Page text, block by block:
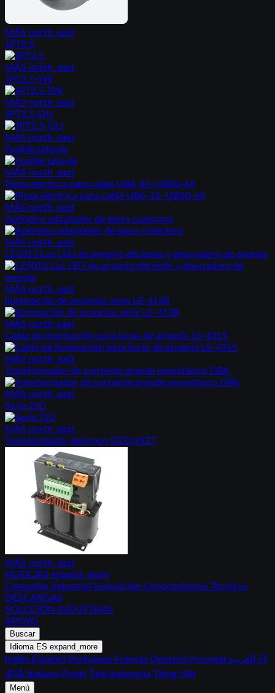
MÁS north_east
JPT2.5
MÁS north_east
JPT2.5-TW
MÁS north_east
JPT2.5-QU
MÁS north_east
Fusible Leipole
MÁS north_east
Pinza eléctrica para cable UB6-12~UB50-64
MÁS north_east
Apéndice adaptador de barra colectora
MÁS north_east
LZ5013 Luz LED de armario eficiente y ahorradora de energía
MÁS north_east
Iluminación de armarios serie LZ-4138
MÁS north_east
Cable de iluminación para luces de armario LS-4315
MÁS north_east
Transformador de corriente grande monofásico DBK
MÁS north_east
Serie JSG
MÁS north_east
Transformador eléctrico DZD/JSZT
MÁS north_east
NOTICIAS expand_more
Compañía
Industrial Exposición Conocimientos Técnicos
DESCARGAS
SOLUCIÓN INDUSTRIAL
APOYO
Buscar
Idioma ES expand_more
Inglés Español Portugués Francés Deutsch Русский
日
本語 Italiano Polski ไทย Indonesia Tiếng Việt
Menú